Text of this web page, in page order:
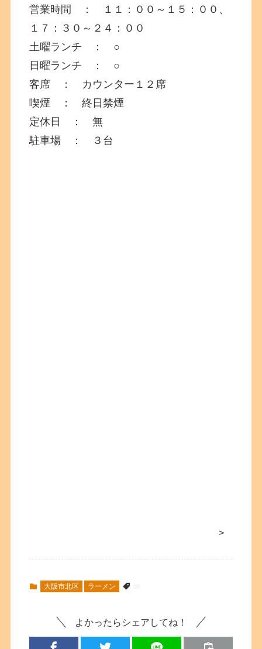
営業時間 ： １１：００～１５：００、
１７：３０～２４：００
土曜ランチ ： ○
日曜ランチ ： ○
客席 ： カウンター１２席
喫煙 ： 終日禁煙
定休日 ： 無
駐車場 ： ３台
>
大阪市北区 ラーメン
よかったらシェアしてね！